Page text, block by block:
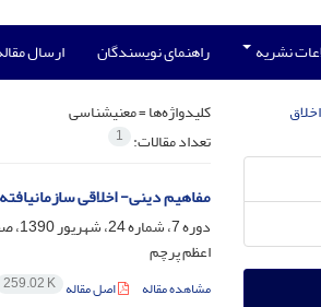
نشریه راهنمای نویسندگان ارسال
کلیدواژه‌ها =معنی‏شناسی
تعداد مقالات: 1
مفاهیم دینی- اخلاقی
دوره 7، شماره 24، شهریور 1390، صفحه
اعظم پرچم
مشاهده مقاله اصل مقاله 259.02 K